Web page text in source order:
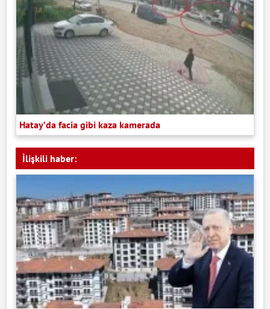
Hatay’da facia gibi kaza kamerada
İlişkili haber: